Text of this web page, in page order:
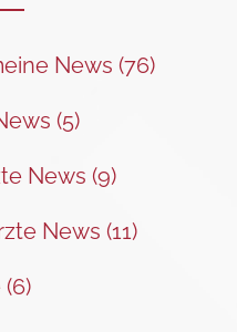
News (76)
(5)
News (9)
News (11)
(6)